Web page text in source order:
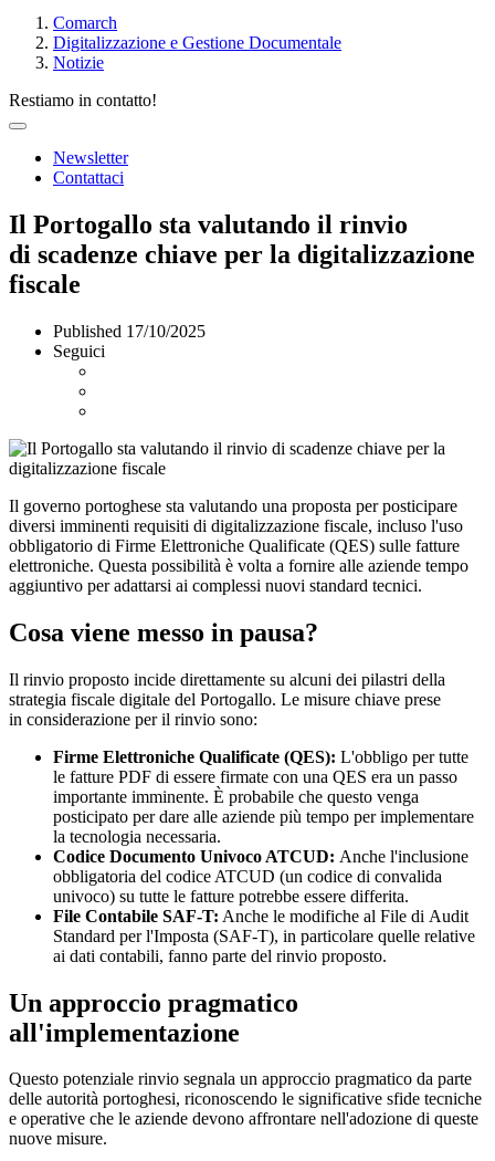
Comarch
Digitalizzazione e Gestione Documentale
Notizie
Restiamo in contatto!
Newsletter
Contattaci
Il Portogallo sta valutando il rinvio
di scadenze chiave per la digitalizzazione
fiscale
Published 17/10/2025
Seguici
Il governo portoghese sta valutando una proposta per posticipare
diversi imminenti requisiti di digitalizzazione fiscale, incluso l'uso
obbligatorio di Firme Elettroniche Qualificate (QES) sulle fatture
elettroniche. Questa possibilità è volta a fornire alle aziende tempo
aggiuntivo per adattarsi ai complessi nuovi standard tecnici.
Cosa viene messo in pausa?
Il rinvio proposto incide direttamente su alcuni dei pilastri della
strategia fiscale digitale del Portogallo. Le misure chiave prese
in considerazione per il rinvio sono:
Firme Elettroniche Qualificate (QES): L'obbligo per tutte
le fatture PDF di essere firmate con una QES era un passo
importante imminente. È probabile che questo venga
posticipato per dare alle aziende più tempo per implementare
la tecnologia necessaria.
Codice Documento Univoco ATCUD: Anche l'inclusione
obbligatoria del codice ATCUD (un codice di convalida
univoco) su tutte le fatture potrebbe essere differita.
File Contabile SAF-T: Anche le modifiche al File di Audit
Standard per l'Imposta (SAF-T), in particolare quelle relative
ai dati contabili, fanno parte del rinvio proposto.
Un approccio pragmatico
all'implementazione
Questo potenziale rinvio segnala un approccio pragmatico da parte
delle autorità portoghesi, riconoscendo le significative sfide tecniche
e operative che le aziende devono affrontare nell'adozione di queste
nuove misure.